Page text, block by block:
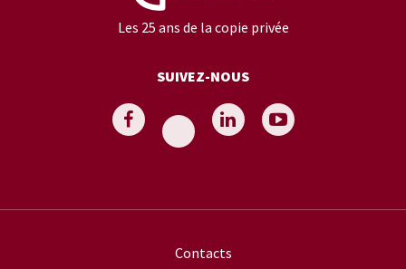
Les 25 ans de la copie privée
SUIVEZ-NOUS
Contacts